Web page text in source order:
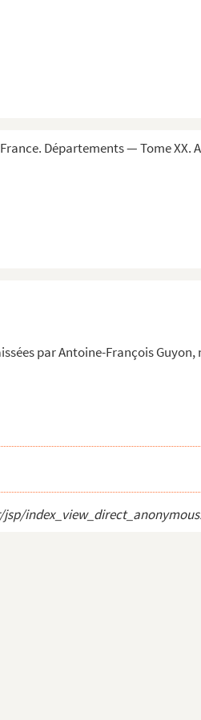
Départements — Tome XX.
par Antoine-François Guyon,